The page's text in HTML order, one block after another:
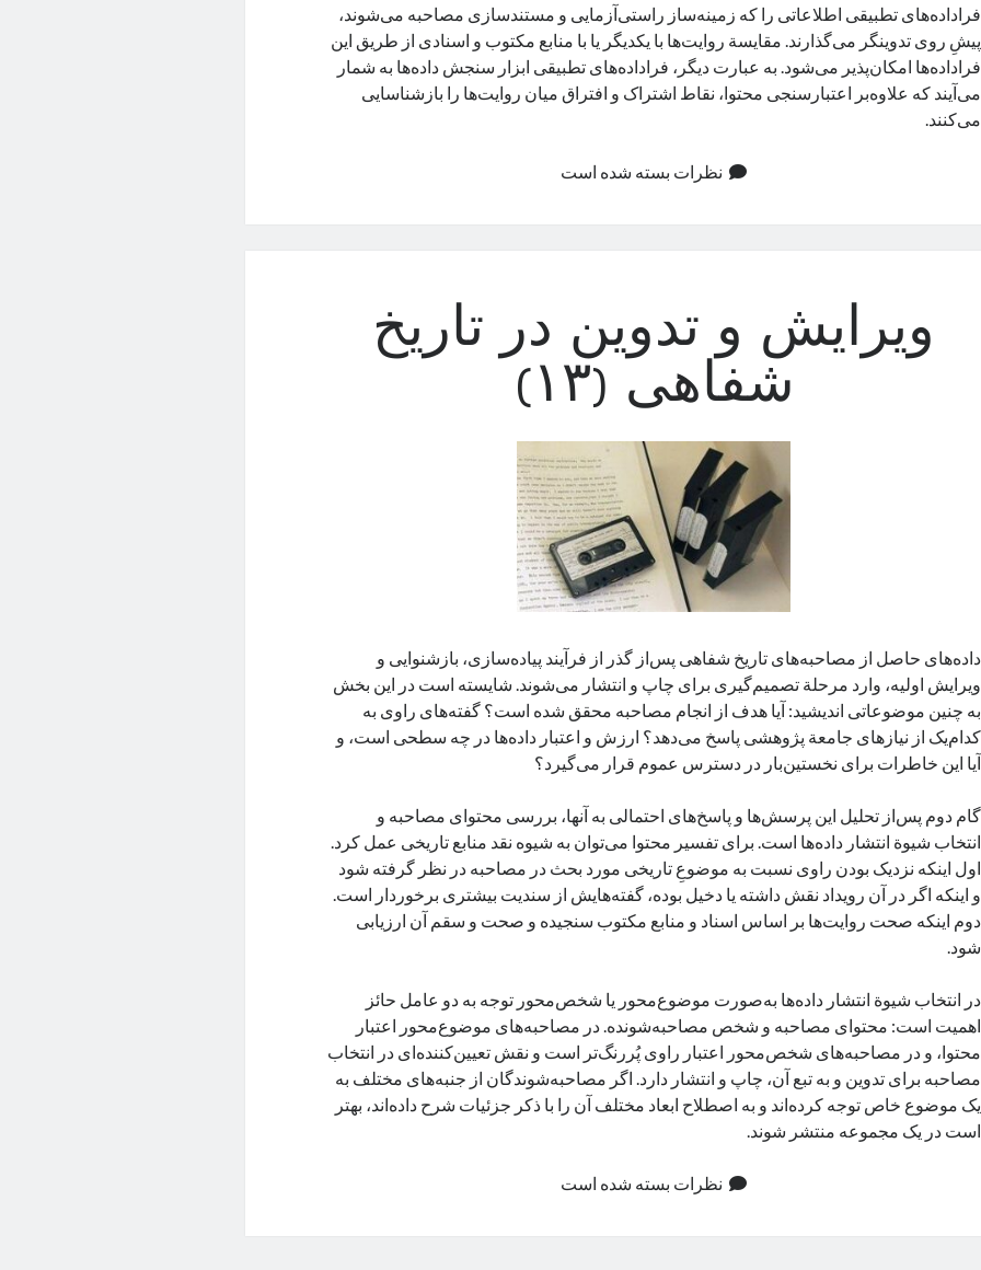
فراداده‌های تطبیقی اطلاعاتی را که زمینه‌ساز راستی‌آزمایی و مستندسازی مصاحبه می‌شوند،
پیشِ روی تدوینگر می‌گذارند. مقایسة روایت‌ها با یکدیگر یا با منابع مکتوب و اسنادی از طریق این
فراداده‌ها امکان‌پذیر می‌شود. به عبارت دیگر،‌ فراداده‌های تطبیقی ابزار سنجش داده‌ها به شمار
می‌آیند که علاوه‌بر اعتبارسنجی محتوا، نقاط اشتراک و افتراق میان روایت‌ها را بازشناسایی
می‌کنند.
نظرات بسته شده است
ویرایش و تدوین در تاریخ
شفاهی (۱۳)
داده‌های حاصل از مصاحبه‌های تاریخ شفاهی پس‌از گذر از فرآیند پیاده‌سازی، بازشنوایی و
ویرایش اولیه، وارد مرحلة تصمیم‌گیری برای چاپ و انتشار می‌شوند. شایسته است در این بخش
به چنین موضوعاتی اندیشید: آیا هدف از انجام مصاحبه محقق شده است؟ گفته‌های راوی به
کدام‌یک از نیازهای جامعة پژوهشی پاسخ می‌دهد؟ ارزش و اعتبار داده‌ها در چه سطحی است، و
آیا این خاطرات برای نخستین‌بار در دسترس عموم قرار می‌گیرد؟
گام دوم پس‌از تحلیل این پرسش‌ها و پاسخ‌های احتمالی به آنها، بررسی محتوای مصاحبه و
انتخاب شیوة انتشار داده‌ها است. برای تفسیر محتوا می‌توان به شیوه نقد منابع تاریخی عمل کرد.
اول اینکه نزدیک بودن راوی نسبت به موضوعِ تاریخی مورد بحث در مصاحبه در نظر گرفته شود
و اینکه اگر در آن رویداد نقش داشته یا دخیل بوده، گفته‌هایش از سندیت بیشتری برخوردار است.
دوم اینکه صحت روایت‌ها بر اساس اسناد و منابع مکتوب سنجیده و صحت و سقم آن ارزیابی
شود.
در انتخاب شیوة انتشار داده‌ها به‌صورت موضوع‌محور یا شخص‌محور توجه به دو عامل حائز
اهمیت است: محتوای مصاحبه و شخص مصاحبه‌شونده. در مصاحبه‌های موضوع‌محور اعتبار
محتوا، و در مصاحبه‌های شخص‌محور اعتبار راوی پُررنگ‌تر است و نقش تعیین‌کننده‌ای در انتخاب
مصاحبه برای تدوین و به تبع آن، چاپ و انتشار دارد. اگر مصاحبه‌شوندگان از جنبه‌های مختلف به
یک موضوع خاص توجه کرده‌اند و به اصطلاح ابعاد مختلف آن را با ذکر جزئیات شرح داده‌اند، بهتر
است در یک مجموعه منتشر شوند.
نظرات بسته شده است